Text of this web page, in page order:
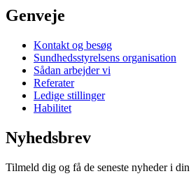
Genveje
Kontakt og besøg
Sundhedsstyrelsens organisation
Sådan arbejder vi
Referater
Ledige stillinger
Habilitet
Nyhedsbrev
Tilmeld dig og få de seneste nyheder i